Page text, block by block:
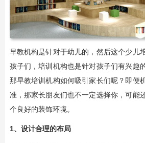
早教机构是针对于幼儿的，然后这个少儿
孩子们，培训机构也是针对孩子们有兴趣
那早教培训机构如何吸引家长们呢？即便
准，那家长朋友们也不一定选择你，可能
个良好的装饰环境。
1、设计合理的布局